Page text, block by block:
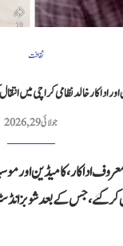
ثقافت
اداکار خالد نظامی کراچی میں
جولائی 29, 2026
اداکار، کامیڈین اور
کر گئے، جس کے بعد شوبز